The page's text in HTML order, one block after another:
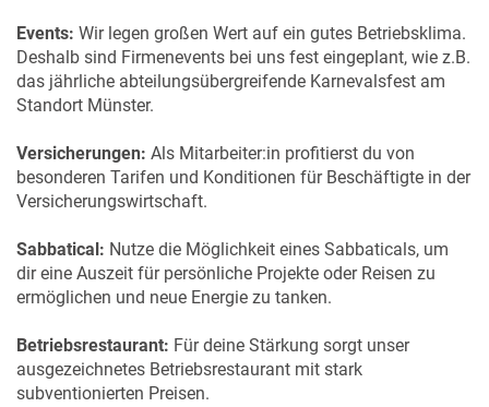
Events: Wir legen großen Wert auf ein gutes Betriebsklima.
Deshalb sind Firmenevents bei uns fest eingeplant, wie z.B.
das jährliche abteilungsübergreifende Karnevalsfest am
Standort Münster.
Versicherungen: Als Mitarbeiter:in profitierst du von
besonderen Tarifen und Konditionen für Beschäftigte in der
Versicherungswirtschaft.
Sabbatical: Nutze die Möglichkeit eines Sabbaticals, um
dir eine Auszeit für persönliche Projekte oder Reisen zu
ermöglichen und neue Energie zu tanken.
Betriebsrestaurant: Für deine Stärkung sorgt unser
ausgezeichnetes Betriebsrestaurant mit stark
subventionierten Preisen.